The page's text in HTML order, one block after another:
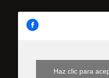
Haz clic para